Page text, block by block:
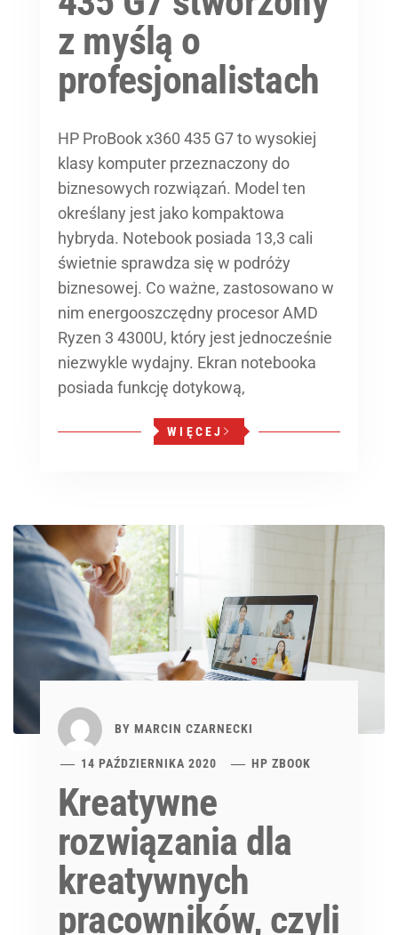
z myślą o
profesjonalistach
HP ProBook x360 435 G7 to wysokiej
klasy komputer przeznaczony do
biznesowych rozwiązań. Model ten
określany jest jako kompaktowa
hybryda. Notebook posiada 13,3 cali
świetnie sprawdza się w podróży
biznesowej. Co ważne, zastosowano w
nim energooszczędny procesor AMD
Ryzen 3 4300U, który jest jednocześnie
niezwykle wydajny. Ekran notebooka
posiada funkcję dotykową,
WIĘCEJ
BY MARCIN CZARNECKI
14 PAŹDZIERNIKA 2020 HP ZBOOK
Kreatywne
rozwiązania dla
kreatywnych
pracowników, czyli